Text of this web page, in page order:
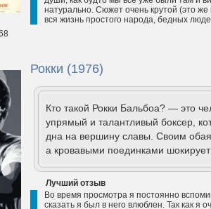
натурально. Сюжет очень крутой (это
вся жизнь простого народа, бедных
Рокки (1976)
Кто такой Рокки Бальбоа? — это
упрямый и талантливый боксер,
дна на вершину славы. Своим
а кровавыми поединками
Лучший отзыв
Во время просмотра я постоянно
сказать я был в него влюблен. Так как я